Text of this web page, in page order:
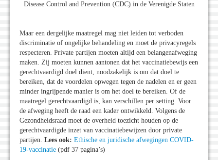
Disease Control and Prevention (CDC) in de Verenigde Staten
Maar een dergelijke maatregel mag niet leiden tot verboden
discriminatie of ongelijke behandeling en moet de privacyregels
respecteren. Private partijen moeten altijd een belangenafweging
maken. Zij moeten kunnen aantonen dat het vaccinatiebewijs een
gerechtvaardigd doel dient, noodzakelijk is om dat doel te
bereiken, dat de voordelen opwegen tegen de nadelen en er geen
minder ingrijpende manier is om het doel te bereiken. Of de
maatregel gerechtvaardigd is, kan verschillen per setting. Voor
de afweging heeft de raad een kader ontwikkeld. Volgens de
Gezondheidsraad moet de overheid toezicht houden op de
gerechtvaardigde inzet van vaccinatiebewijzen door private
partijen. Lees ook: Ethische en juridische afwegingen COVID-
19-vaccinatie (pdf 37 pagina’s)